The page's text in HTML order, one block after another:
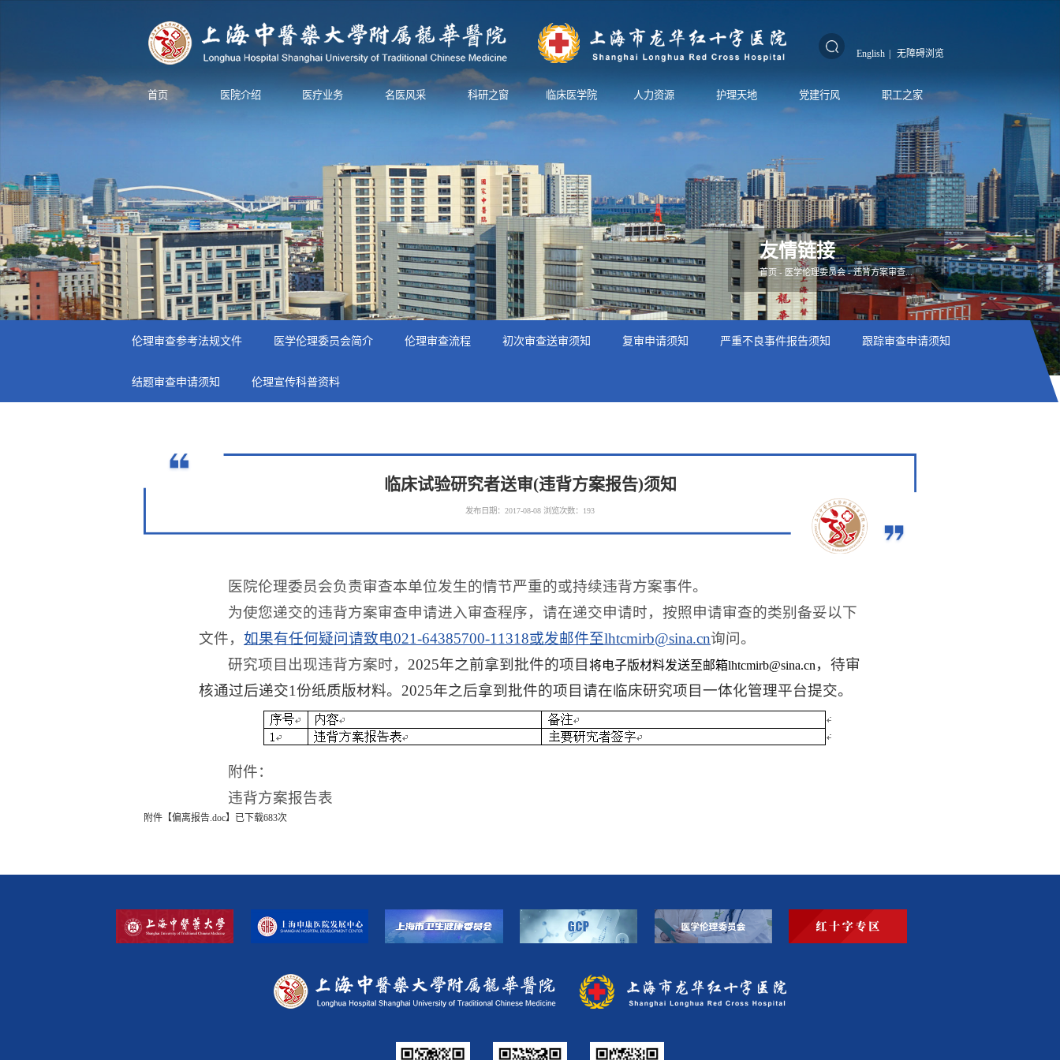
English | 无障碍浏览
首页 医院介绍 医疗业务 名医风采 科研之窗 临床医学院 人力资源 护理天地 党建行风 职工之家
友情链接
首页- 医学伦理委员会-违背方案审查...
伦理审查参考法规文件 医学伦理委员会简介 伦理审查流程 初次审查送审须知 复审申请须知 严重不良事件报告须知 跟踪审查申请须知
结题审查申请须知 伦理宣传科普资料
临床试验研究者送审(违背方案报告)须知
发布日期：2017-08-08 浏览次数： 193
医院伦理委员会负责审查本单位发生的情节严重的或持续违背方案事件。
为使您递交的违背方案审查申请进入审查程序，请在递交申请时，按照申请审查的类别备妥以下
文件， 如果有任何疑问请致电021-64385700-11318或发邮件至lhtcmirb@sina.cn询问。
研究项目出现违背方案时， 2025年之前拿到批件的项目将电子版材料发送至邮箱lhtcmirb@sina.cn ，待审
核通过后递交1份纸质版材料。2025年之后拿到批件的项目请在临床研究项目一体化管理平台提交。
附件：
违背方案报告表
附件【偏离报告.doc】已下载683次